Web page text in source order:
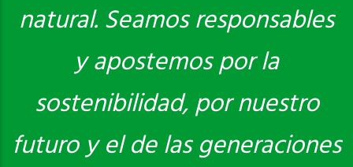
natural. Seamos responsables
y apostemos por la
sostenibilidad, por nuestro
futuro y el de las generaciones